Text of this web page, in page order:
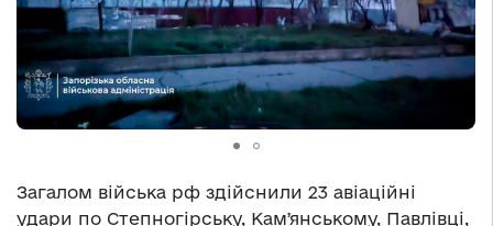
Загалом війська рф здійснили 23 авіаційні
удари по Степногірську, Камʼянському, Павлівці,